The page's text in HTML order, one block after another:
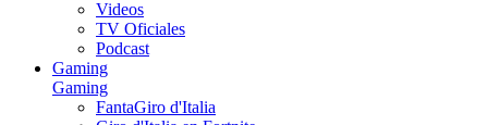
Videos
TV Oficiales
Podcast
Gaming
Gaming
FantaGiro d'Italia